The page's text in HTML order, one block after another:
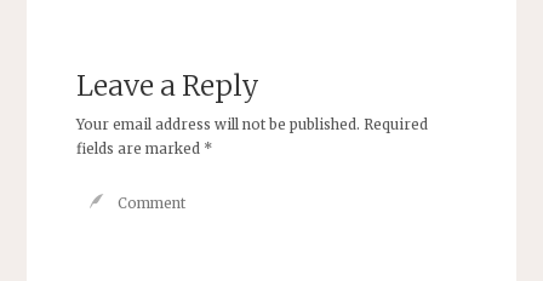
Leave a Reply
Your email address will not be published. Required
fields are marked *